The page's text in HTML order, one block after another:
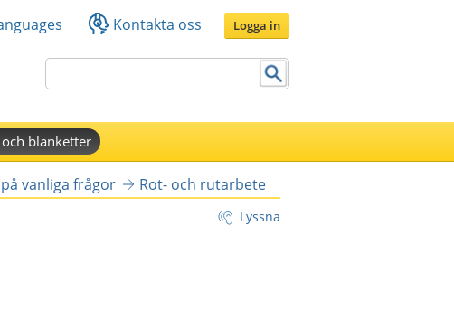
Kontakta oss Logga in
blanketter
vanliga frågor Rot- och rutarbete
Lyssna